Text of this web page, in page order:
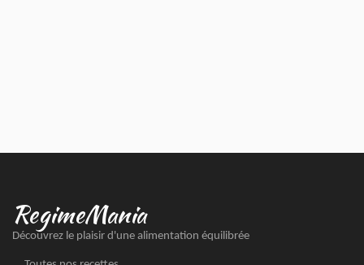
RegimeMania
Découvrez le plaisir d'une alimentation équilibrée